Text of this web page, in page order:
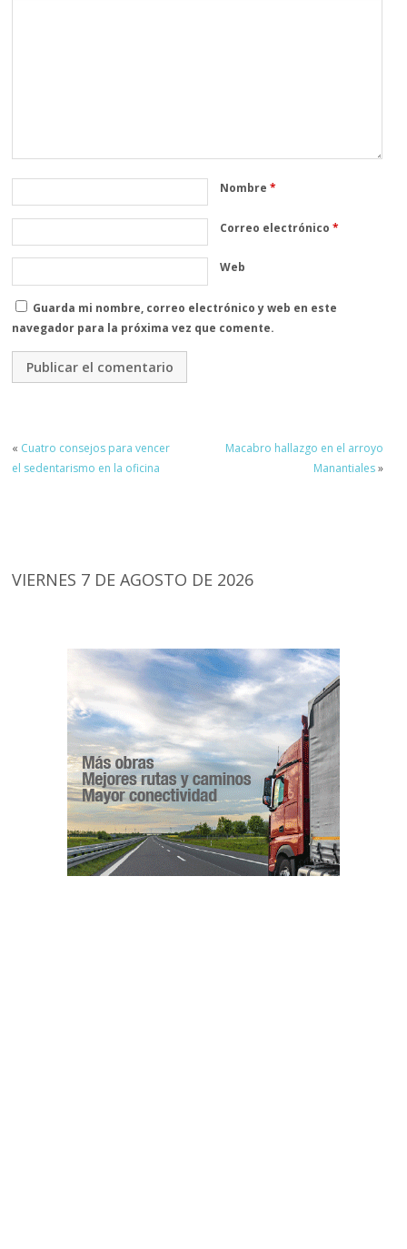
Nombre*
Correo electrónico*
Web
Guarda mi nombre, correo electrónico y web en este
navegador para la próxima vez que comente.
« Cuatro consejos para vencer
el sedentarismo en la oficina
Macabro hallazgo en el arroyo
Manantiales»
VIERNES 7 DE AGOSTO DE 2026